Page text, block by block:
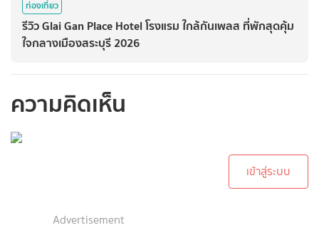
ท่องเที่ยว
รีวิว Glai Gan Place Hotel โรงแรม ใกล้กันเพลส ที่พักสุดคุ้ม
ใจกลางเมืองสระบุรี 2026
ความคิดเห็น
เข้าสู่ระบบ
Advertisement